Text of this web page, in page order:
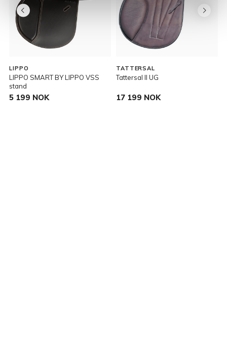
LIPPO
LIPPO SMART BY LIPPO VSS
stand
5 199 NOK
TATTERSAL
Tattersal II UG
17 199 NOK